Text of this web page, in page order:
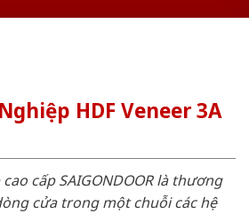
HDF Veneer 3A
cấp SAIGONDOOR là thương
cửa trong một chuỗi các hệ